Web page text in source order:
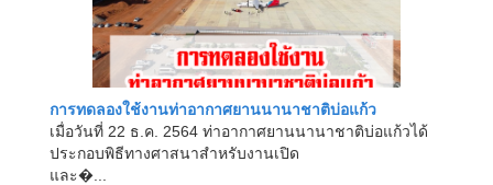
การทดลองใช้งานท่าอากาศยานนานาชาติบ่อแก้ว
เมื่อวันที่ 22 ธ.ค. 2564 ท่าอากาศยานนานาชาติบ่อแก้วได้
ประกอบพิธีทางศาสนาสำหรับงานเปิด
และ�...